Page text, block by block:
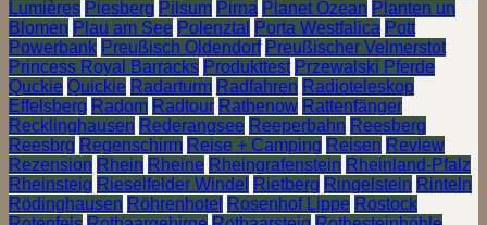
Lumières Piesberg Pilsum Pirna Planet Ozean Planten un
Blomen Plau am See Polenztal Porta Westfalica Pott
Powerbank Preußisch Oldendorf Preußischer Velmerstot
Princess Royal Barracks Produkttest Przewalski Pferde
Quckie Quickie Radarturm Radfahren Radioteleskop
Effelsberg Radom Radtour Rathenow Rattenfänger
Recklinghausen Rederangsee Reeperbahn Reesberg
Reesbrg Regenschirm Reise + Camping Reisen Review
Rezension Rhein Rheine Rheingrafenstein Rheinland-Pfalz
Rheinsteig Rieselfelder Windel Rietberg Ringelstein Rinteln
Rödinghausen Röhrenhotel Rosenhof Lippe Rostock